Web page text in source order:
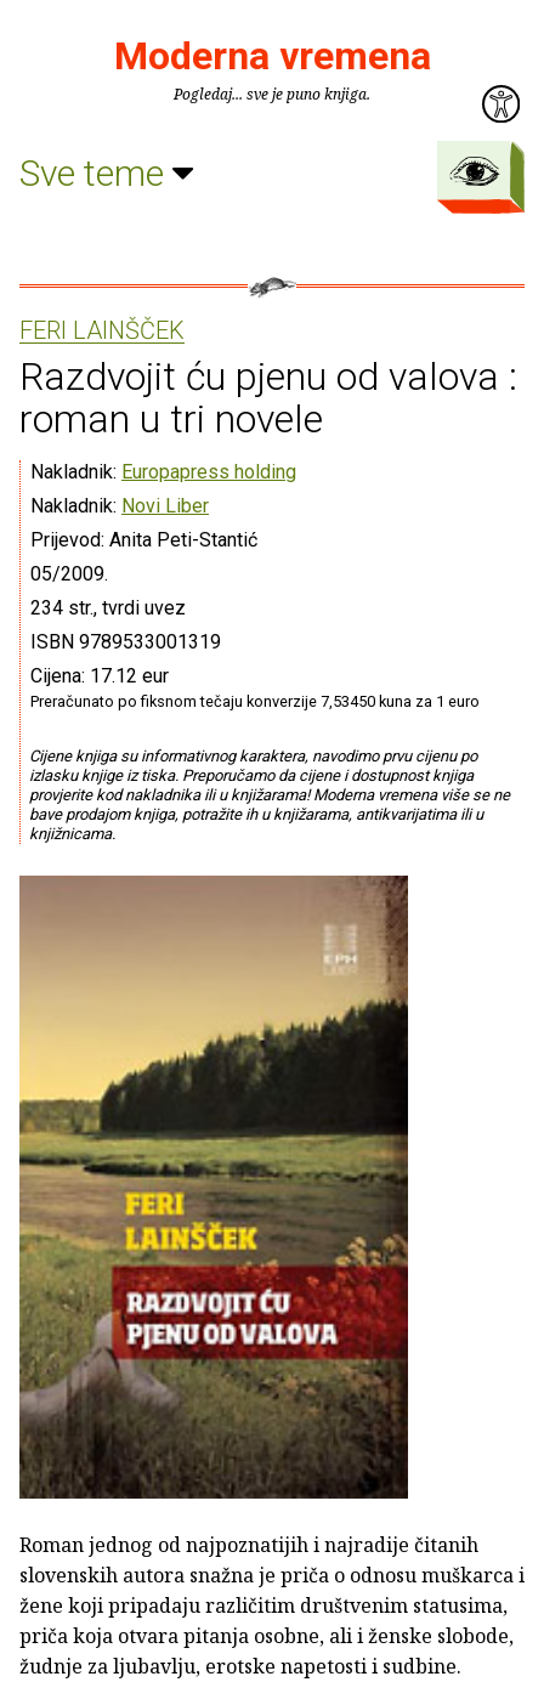
Moderna vremena
Pogledaj... sve je puno knjiga.
Sve teme
FERI LAINŠČEK
Razdvojit ću pjenu od valova :
roman u tri novele
Nakladnik: Europapress holding
Nakladnik: Novi Liber
Prijevod: Anita Peti-Stantić
05/2009.
234 str., tvrdi uvez
ISBN 9789533001319
Cijena: 17.12 eur
Preračunato po fiksnom tečaju konverzije 7,53450 kuna za 1 euro
Cijene knjiga su informativnog karaktera, navodimo prvu cijenu po
izlasku knjige iz tiska. Preporučamo da cijene i dostupnost knjiga
provjerite kod nakladnika ili u knjižarama! Moderna vremena više se ne
bave prodajom knjiga, potražite ih u knjižarama, antikvarijatima ili u
knjižnicama.
Roman jednog od najpoznatijih i najradije čitanih
slovenskih autora snažna je priča o odnosu muškarca i
žene koji pripadaju različitim društvenim statusima,
priča koja otvara pitanja osobne, ali i ženske slobode,
žudnje za ljubavlju, erotske napetosti i sudbine.